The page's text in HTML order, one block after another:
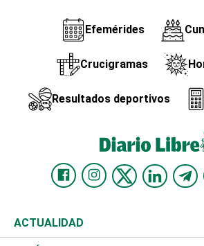
Efemérides
Crucigramas
Resultados deportivos
ACTUALIDAD